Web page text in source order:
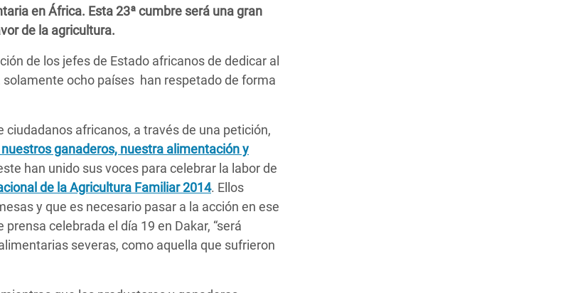
en África. Esta 23ª cumbre será una gran
de la agricultura.
de los jefes de Estado africanos de dedicar al
ocho países han respetado de forma
africanos, a través de una petición,
ganaderos, nuestra alimentación y
han unido sus voces para celebrar la labor de
de la Agricultura Familiar 2014. Ellos
y que es necesario pasar a la acción en ese
celebrada el día 19 en Dakar, “será
severas, como aquella que sufrieron